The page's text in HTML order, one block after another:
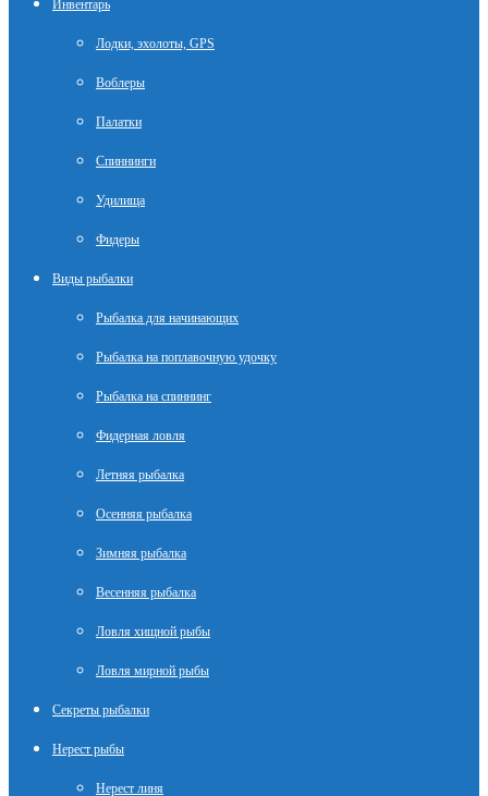
Инвентарь
Лодки, эхолоты, GPS
Воблеры
Палатки
Спиннинги
Удилища
Фидеры
Виды рыбалки
Рыбалка для начинающих
Рыбалка на поплавочную удочку
Рыбалка на спиннинг
Фидерная ловля
Летняя рыбалка
Осенняя рыбалка
Зимняя рыбалка
Весенняя рыбалка
Ловля хищной рыбы
Ловля мирной рыбы
Секреты рыбалки
Нерест рыбы
Нерест линя